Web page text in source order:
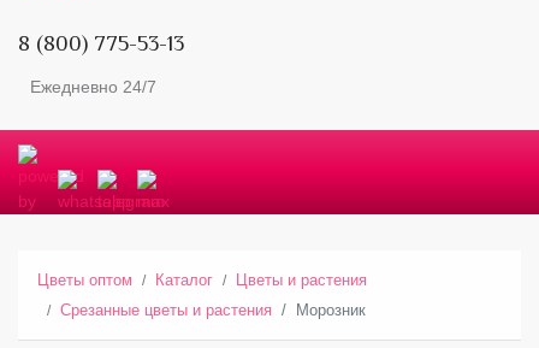
8 (800) 775-53-13
Ежедневно 24/7
Цветы оптом Каталог
Цветы и растения
Срезанные цветы и растения
Морозник